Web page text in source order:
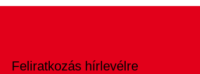
Feliratkozás hírlevélre